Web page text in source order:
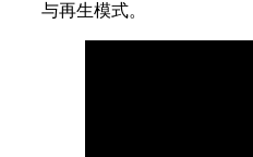
与再生模式。